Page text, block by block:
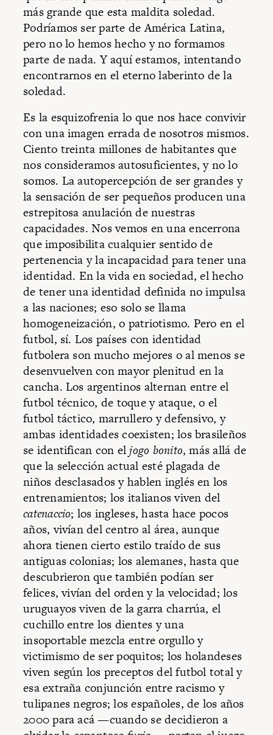
más grande que esta maldita soledad.
Podríamos ser parte de América Latina,
pero no lo hemos hecho y no formamos
parte de nada. Y aquí estamos, intentando
encontrarnos en el eterno laberinto de la
soledad.
Es la esquizofrenia lo que nos hace convivir
con una imagen errada de nosotros mismos.
Ciento treinta millones de habitantes que
nos consideramos autosuficientes, y no lo
somos. La autopercepción de ser grandes y
la sensación de ser pequeños producen una
estrepitosa anulación de nuestras
capacidades. Nos vemos en una encerrona
que imposibilita cualquier sentido de
pertenencia y la incapacidad para tener una
identidad. En la vida en sociedad, el hecho
de tener una identidad definida no impulsa
a las naciones; eso solo se llama
homogeneización, o patriotismo. Pero en el
futbol, sí. Los países con identidad
futbolera son mucho mejores o al menos se
desenvuelven con mayor plenitud en la
cancha. Los argentinos alternan entre el
futbol técnico, de toque y ataque, o el
futbol táctico, marrullero y defensivo, y
ambas identidades coexisten; los brasileños
se identifican con eljogo bonito, más allá de
que la selección actual esté plagada de
niños desclasados y hablen inglés en los
entrenamientos; los italianos viven del
catenaccio; los ingleses, hasta hace pocos
años, vivían del centro al área, aunque
ahora tienen cierto estilo traído de sus
antiguas colonias; los alemanes, hasta que
descubrieron que también podían ser
felices, vivían del orden y la velocidad; los
uruguayos viven de la garra charrúa, el
cuchillo entre los dientes y una
insoportable mezcla entre orgullo y
victimismo de ser poquitos; los holandeses
viven según los preceptos del futbol total y
esa extraña conjunción entre racismo y
tulipanes negros; los españoles, de los años
2000 para acá —cuando se decidieron a